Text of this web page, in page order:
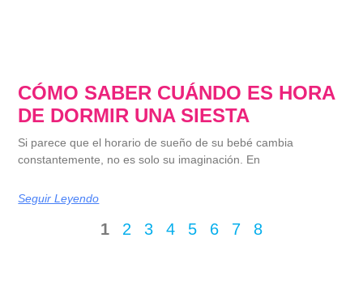
CÓMO SABER CUÁNDO ES HORA
DE DORMIR UNA SIESTA
Si parece que el horario de sueño de su bebé cambia
constantemente, no es solo su imaginación. En
Seguir Leyendo
1 2 3 4 5 6 7 8